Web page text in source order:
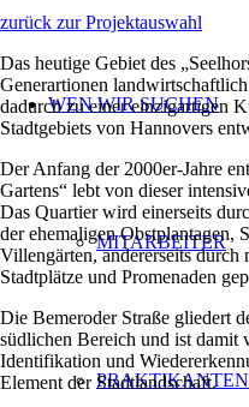
WEN WIR SUCHEN
MITARBEITER
PRAKTIKANTEN
zurück zur Projektauswahl
Das heutige Gebiet des
Generartionen
dadurch zu einer einzigartigen
Stadtgebiets von Hannovers
Der Anfang der 2000er-Jahre
Gartens“ lebt von dieser
Das Quartier wird einerseits
der ehemaligen Obstplantagen,
Villengärten, andererseits durch
Stadtplätze und Promenaden
Die Bemeroder Straße gliedert
südlichen Bereich und ist damit
Identifikation und
Element der Stadtlandschaft.